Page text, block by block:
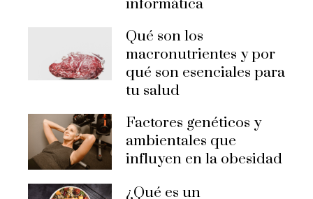
informática
Qué son los
macronutrientes y por
qué son esenciales para
tu salud
Factores genéticos y
ambientales que
influyen en la obesidad
¿Qué es un